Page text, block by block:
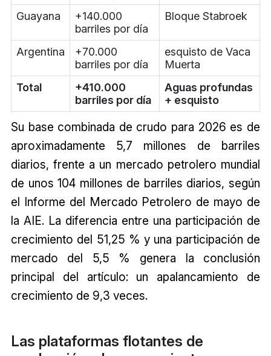
Guayana
+140.000
barriles por día
Bloque Stabroek
Argentina
+70.000
barriles por día
esquisto de Vaca
Muerta
Total
+410.000
barriles por día
Aguas profundas
+ esquisto
Su base combinada de crudo para 2026 es de
aproximadamente 5,7 millones de barriles
diarios, frente a un mercado petrolero mundial
de unos 104 millones de barriles diarios, según
el Informe del Mercado Petrolero de mayo de
la AIE. La diferencia entre una participación de
crecimiento del 51,25 % y una participación de
mercado del 5,5 % genera la conclusión
principal del artículo: un apalancamiento de
crecimiento de 9,3 veces.
Las plataformas flotantes de